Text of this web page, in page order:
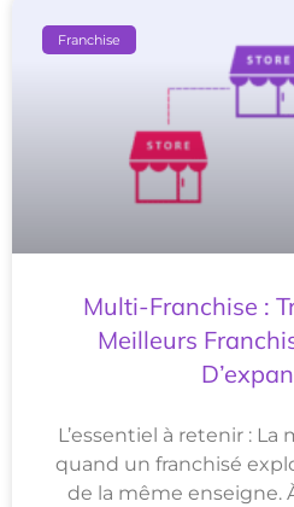
Franchise
Multi-Franchise :
Meilleurs
L’essentiel à retenir : La
quand un franchisé
de la même enseigne.